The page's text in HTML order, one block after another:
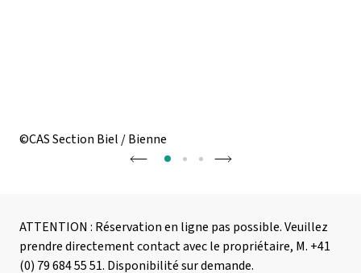
©CAS Section Biel / Bienne
ATTENTION : Réservation en ligne pas possible. Veuillez
prendre directement contact avec le propriétaire, M. +41
(0) 79 684 55 51. Disponibilité sur demande.